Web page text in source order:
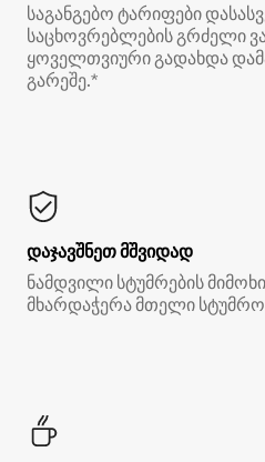
საგანგებო ტარიფები
საცხოვრებლების გრძელი
ყოველთვიური გადახდა
გარეშე.*
დაჯავშნეთ მშვიდად
ნამდვილი სტუმრების
მხარდაჭერა მთელი